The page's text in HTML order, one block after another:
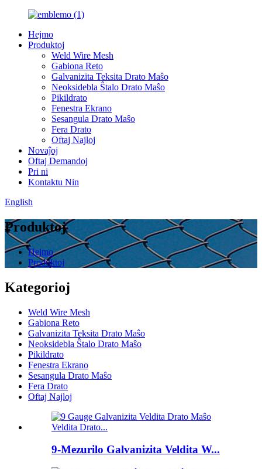
Hejmo
Produktoj
Weld Wire Mesh
Gabiona Reto
Galvanizita Teksita Drato Maŝo
Neoksidebla Ŝtalo Drato Maŝo
Pikildrato
Fenestra Ekrano
Sesangula Drato Maŝo
Fera Drato
Oftaj Najloj
Novaĵoj
Oftaj Demandoj
Pri ni
Kontaktu Nin
English
Produktoj
Hejmo
Produktoj
Kategorioj
Weld Wire Mesh
Gabiona Reto
Galvanizita Teksita Drato Maŝo
Neoksidebla Ŝtalo Drato Maŝo
Pikildrato
Fenestra Ekrano
Sesangula Drato Maŝo
Fera Drato
Oftaj Najloj
9-Mezurilo Galvanizita Veldita W...